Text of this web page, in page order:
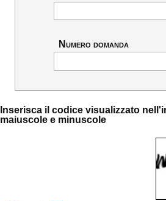
Numero domanda
Inserisca il codice visualizzato
maiuscole e minuscole